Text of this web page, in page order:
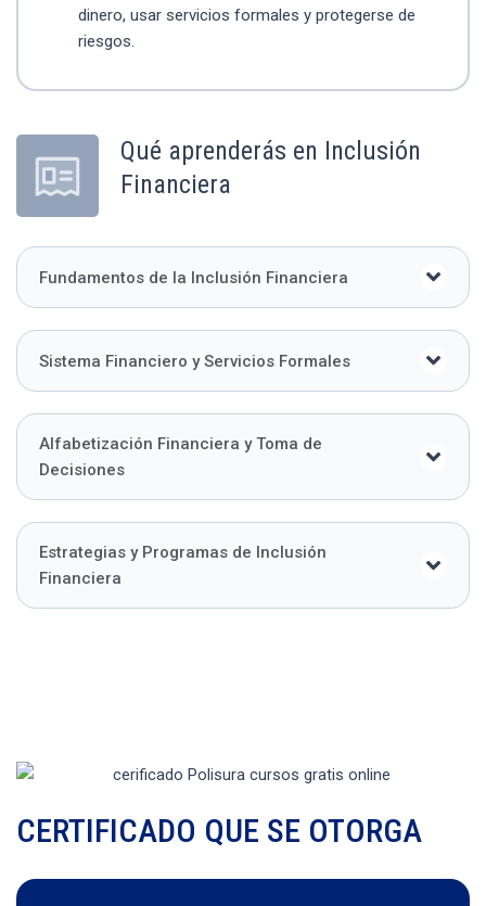
dinero, usar servicios formales y protegerse de
riesgos.
Qué aprenderás en Inclusión
Financiera
Fundamentos de la Inclusión Financiera
Sistema Financiero y Servicios Formales
Alfabetización Financiera y Toma de
Decisiones
Estrategias y Programas de Inclusión
Financiera
CERTIFICADO QUE SE OTORGA